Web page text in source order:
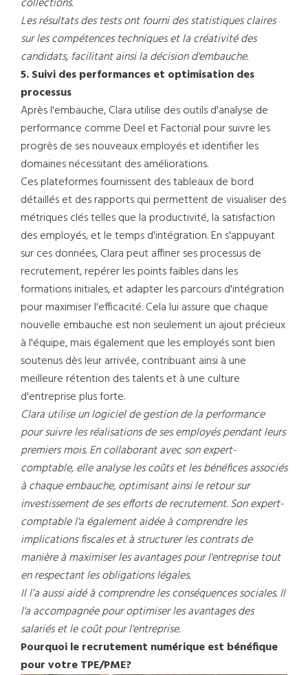
Les résultats des tests ont fourni des statistiques claires
sur les compétences techniques et la créativité des
candidats, facilitant ainsi la décision d'embauche.
5. Suivi des performances et optimisation des
processus
Après l'embauche, Clara utilise des outils d'analyse de
performance comme Deel et Factorial pour suivre les
progrès de ses nouveaux employés et identifier les
domaines nécessitant des améliorations.
Ces plateformes fournissent des tableaux de bord
détaillés et des rapports qui permettent de visualiser des
métriques clés telles que la productivité, la satisfaction
des employés, et le temps d'intégration. En s'appuyant
sur ces données, Clara peut affiner ses processus de
recrutement, repérer les points faibles dans les
formations initiales, et adapter les parcours d'intégration
pour maximiser l'efficacité. Cela lui assure que chaque
nouvelle embauche est non seulement un ajout précieux
à l'équipe, mais également que les employés sont bien
soutenus dès leur arrivée, contribuant ainsi à une
meilleure rétention des talents et à une culture
d'entreprise plus forte.
Clara utilise un logiciel de gestion de la performance
pour suivre les réalisations de ses employés pendant leurs
premiers mois. En collaborant avec son expert-
comptable, elle analyse les coûts et les bénéfices associés
à chaque embauche, optimisant ainsi le retour sur
investissement de ses efforts de recrutement. Son expert-
comptable l'a également aidée à comprendre les
implications fiscales et à structurer les contrats de
manière à maximiser les avantages pour l'entreprise tout
en respectant les obligations légales.
Il l’a aussi aidé à comprendre les conséquences sociales. Il
l'a accompagnée pour optimiser les avantages des
salariés et le coût pour l'entreprise.
Pourquoi le recrutement numérique est bénéfique
pour votre TPE/PME?